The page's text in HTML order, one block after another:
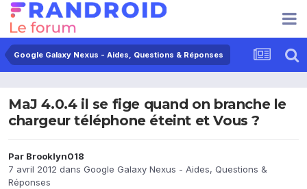
Google Galaxy Nexus - Aides, Questions & Réponses
MaJ 4.0.4 il se fige quand on branche le
chargeur téléphone éteint et Vous ?
Par Brooklyn018
7 avril 2012 dans Google Galaxy Nexus - Aides, Questions &
Réponses